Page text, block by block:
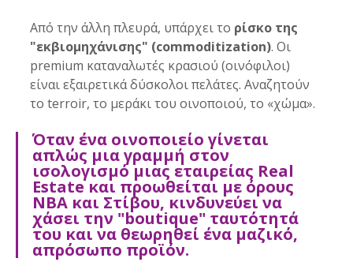
Από την άλλη πλευρά, υπάρχει το ρίσκο της
"εκβιομηχάνισης" (commoditization). Οι
premium καταναλωτές κρασιού (οινόφιλοι)
είναι εξαιρετικά δύσκολοι πελάτες. Αναζητούν
το terroir, το μεράκι του οινοποιού, το «χώμα».
Όταν ένα οινοποιείο γίνεται
απλώς μια γραμμή στον
ισολογισμό μιας εταιρείας Real
Estate και προωθείται με όρους
NBA και Στίβου, κινδυνεύει να
χάσει την "boutique" ταυτότητά
του και να θεωρηθεί ένα μαζικό,
απρόσωπο προϊόν.